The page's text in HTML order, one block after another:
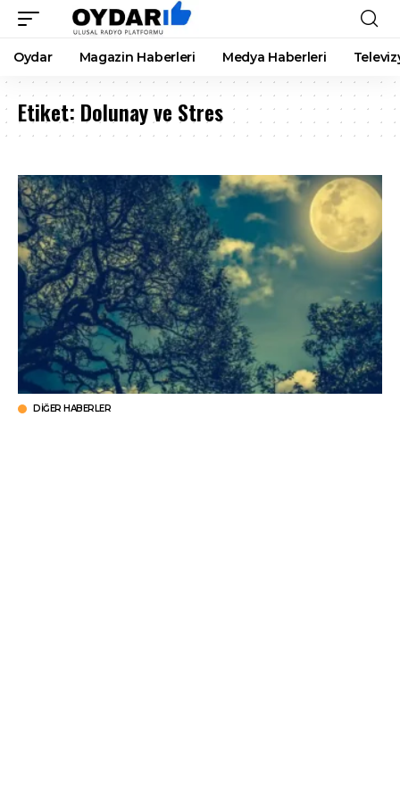
Oydar Magazin Haberleri Medya Haberleri
Etiket: Dolunay ve Stres
DIĞER HABERLER